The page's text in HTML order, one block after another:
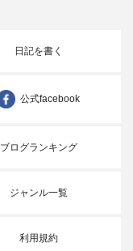
日記を書く
公式facebook
ブログランキング
ジャンル一覧
利用規約